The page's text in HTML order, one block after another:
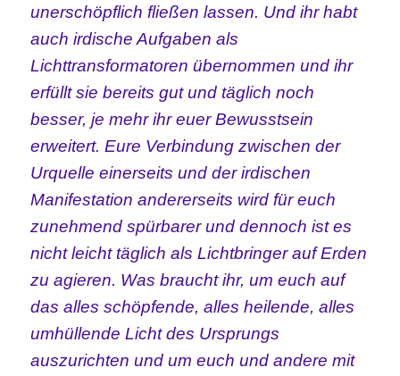
unerschöpflich fließen lassen. Und ihr habt
auch irdische Aufgaben als
Lichttransformatorenübernommen und ihr
erfüllt sie bereits gut und täglich noch
besser, je mehr ihr euer Bewusstsein
erweitert. Eure Verbindung zwischen der
Urquelle einerseits und der irdischen
Manifestation andererseits wird für euch
zunehmend spürbarer und dennoch ist es
nicht leicht täglich als Lichtbringer auf Erden
zu agieren. Was braucht ihr, um euch auf
das alles schöpfende, alles heilende, alles
umhüllende Licht des Ursprungs
auszurichten und um euch und andere mit